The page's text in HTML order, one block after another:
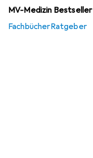
MV-Medizin Bestseller
FachbücherRatgeber